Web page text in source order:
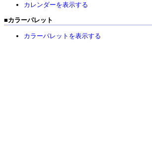
カレンダーを表示する
■カラーパレット
カラーパレットを表示する